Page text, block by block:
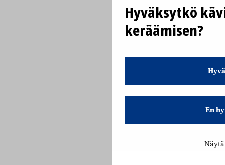
Hyväksytkö
keräämisen?
En